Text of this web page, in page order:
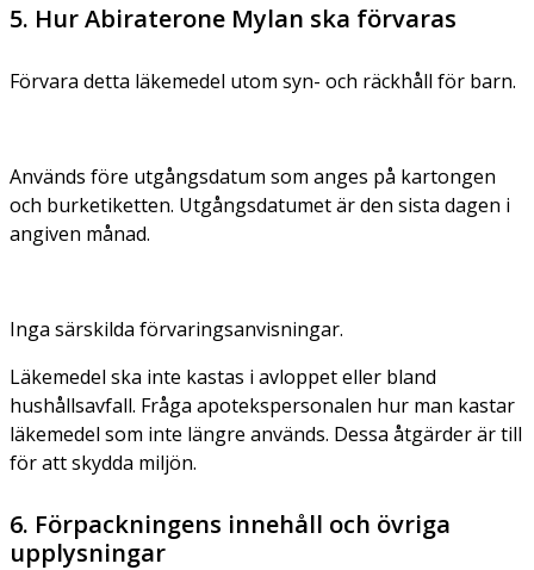
5. Hur Abiraterone Mylan ska förvaras
Förvara detta läkemedel utom syn- och räckhåll för barn.
Används före utgångsdatum som anges på kartongen
och burketiketten. Utgångsdatumet är den sista dagen i
angiven månad.
Inga särskilda förvaringsanvisningar.
Läkemedel ska inte kastas i avloppet eller bland
hushållsavfall. Fråga apotekspersonalen hur man kastar
läkemedel som inte längre används. Dessa åtgärder är till
för att skydda miljön.
6. Förpackningens innehåll och övriga
upplysningar